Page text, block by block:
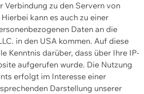
Verbindung zu den Servern von
kann es auch zu einer
Daten an die
in den USA kommen. Auf diese
Kenntnis darüber, dass über Ihre IP-
aufgerufen wurde. Die Nutzung
erfolgt im Interesse einer
Darstellung unserer